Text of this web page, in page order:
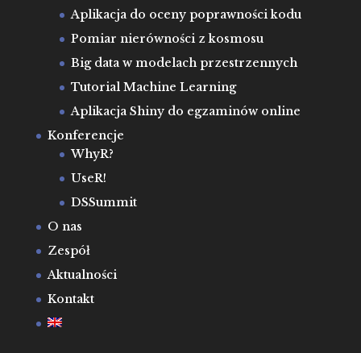
Aplikacja do oceny poprawności kodu
Pomiar nierówności z kosmosu
Big data w modelach przestrzennych
Tutorial Machine Learning
Aplikacja Shiny do egzaminów online
Konferencje
WhyR?
UseR!
DSSummit
O nas
Zespół
Aktualności
Kontakt